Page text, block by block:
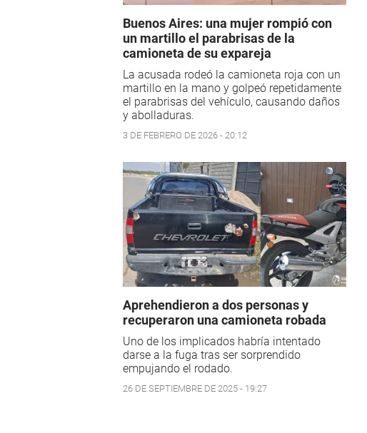
Buenos Aires: una mujer rompió con
un martillo el parabrisas de la
camioneta de su expareja
La acusada rodeó la camioneta roja con un
martillo en la mano y golpeó repetidamente
el parabrisas del vehículo, causando daños
y abolladuras.
3 DE FEBRERO DE 2026 - 20:12
Aprehendieron a dos personas y
recuperaron una camioneta robada
Uno de los implicados habría intentado
darse a la fuga tras ser sorprendido
empujando el rodado.
26 DE SEPTIEMBRE DE 2025 - 19:27